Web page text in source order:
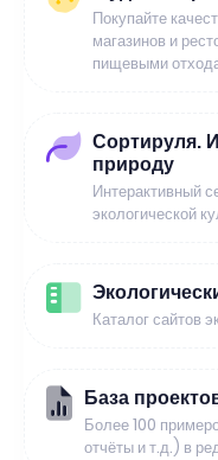
Покупайте
магазинов и
пищевыми
Сортируля.
природу
Интерактивный
экологической
Каталог сайтов
База
Более 100
отчёты и т.д.) в